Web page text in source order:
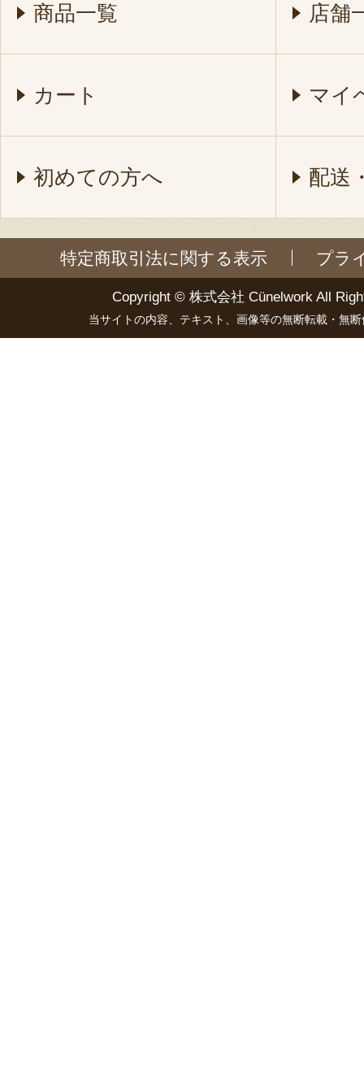
商品一覧 店舗
カート マイ
初めての方へ 配送
特定商取引法に関する表示 プラ
Copyright © 株式会社 Cünelwork All
当サイトの内容、テキスト、画像等の無断転載・無